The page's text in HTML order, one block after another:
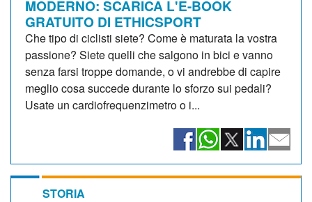
MODERNO: SCARICA L'E-BOOK
GRATUITO DI ETHICSPORT
Che tipo di ciclisti siete? Come è maturata la vostra
passione? Siete quelli che salgono in bici e vanno
senza farsi troppe domande, o vi andrebbe di capire
meglio cosa succede durante lo sforzo sui pedali?
Usate un cardiofrequenzimetro o i...
STORIA